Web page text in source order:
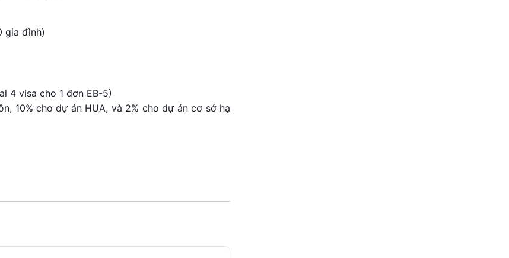
gia đình)
4 visa cho 1 đơn EB-5)
10% cho dự án HUA, và 2% cho dự án cơ sở hạ